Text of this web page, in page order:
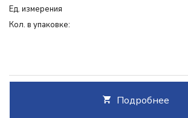
Ед. измерения
Кол. в упаковке:
Подробнее